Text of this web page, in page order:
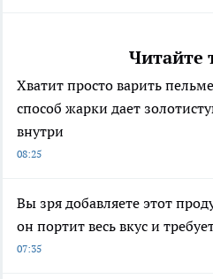
Читайте
Хватит просто варить
способ жарки дает
внутри
08:25
Вы зря добавляете этот
он портит весь вкус и
07:35